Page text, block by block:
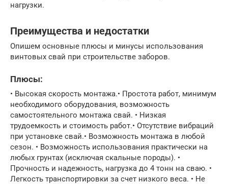
нагрузки.
Преимущества и недостатки
Опишем основные плюсы и минусы использования
винтовых свай при строительстве заборов.
Плюсы:
• Высокая скорость монтажа.• Простота работ, минимум
необходимого оборудования, возможность
самостоятельного монтажа свай. • Низкая
трудоемкость и стоимость работ.• Отсутствие вибраций
при установке свай.• Возможность монтажа в любой
сезон. • Возможность использования практически на
любых грунтах (исключая скальные породы). •
Прочность и надежность, нагрузка до 4 тонн на сваю. •
Легкость транспортировки за счет низкого веса. • Не